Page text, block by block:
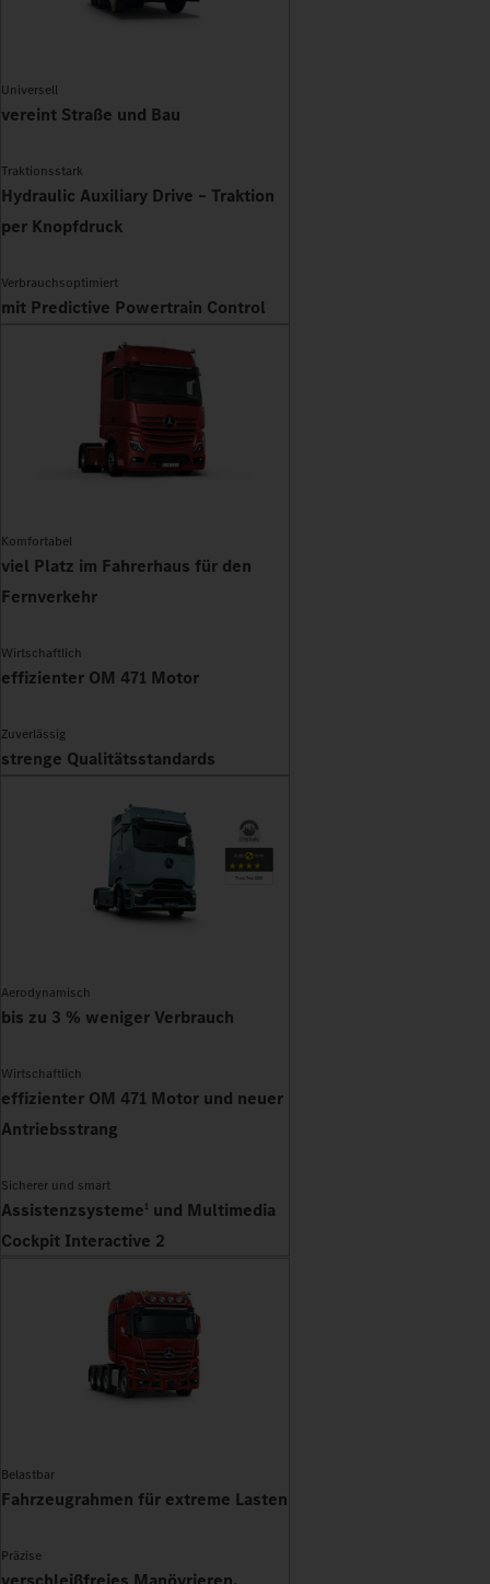
Universell
vereint Straße und Bau
Traktionsstark
Hydraulic Auxiliary Drive – Traktion
per Knopfdruck
Verbrauchsoptimiert
mit Predictive Powertrain Control
Komfortabel
viel Platz im Fahrerhaus für den
Fernverkehr
Wirtschaftlich
effizienter OM 471 Motor
Zuverlässig
strenge Qualitätsstandards
Aerodynamisch
bis zu 3 % weniger Verbrauch
Wirtschaftlich
effizienter OM 471 Motor und neuer
Antriebsstrang
Sicherer und smart
Assistenzsysteme1 und Multimedia
Cockpit Interactive 2
Belastbar
Fahrzeugrahmen für extreme Lasten
Präzise